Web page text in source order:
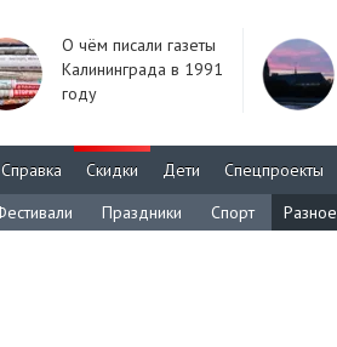
О чём писали газеты
Калининграда в 1991
году
Справка Скидки Дети Спецпроекты
Праздники Спорт Разное